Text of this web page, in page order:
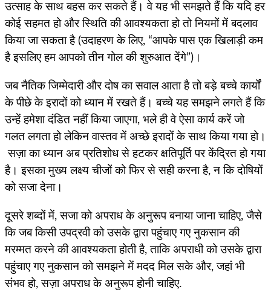
उत्साह के साथ बहस कर सकते हैं। वे यह भी समझते हैं कि यदि हर
कोई सहमत हो और स्थिति की आवश्यकता हो तो नियमों में बदलाव
किया जा सकता है (उदाहरण के लिए, “आपके पास एक खिलाड़ी कम
है इसलिए हम आपको तीन गोल की शुरुआत देंगे”)।
जब नैतिक जिम्मेदारी और दोष का सवाल आता है तो बड़े बच्चे कार्यों
के पीछे के इरादों को ध्यान में रखते हैं। बच्चे यह समझने लगते हैं कि
उन्हें हमेशा दंडित नहीं किया जाएगा, भले ही वे ऐसा कार्य करें जो
गलत लगता हो लेकिन वास्तव में अच्छे इरादों के साथ किया गया हो।
सज़ा का ध्यान अब प्रतिशोध से हटकर क्षतिपूर्ति पर केंद्रित हो गया
है। इसका मुख्य लक्ष्य चीजों को फिर से सही करना है, न कि दोषियों
को सजा देना।
दूसरे शब्दों में, सजा को अपराध के अनुरूप बनाया जाना चाहिए, जैसे
कि जब किसी उपद्रवी को उसके द्वारा पहुंचाए गए नुकसान की
मरम्मत करने की आवश्यकता होती है, ताकि अपराधी को उसके द्वारा
पहुंचाए गए नुकसान को समझने में मदद मिल सके और, जहां भी
संभव हो, सज़ा अपराध के अनुरूप होनी चाहिए.